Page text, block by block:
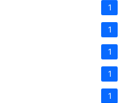
1
1
1
1
1